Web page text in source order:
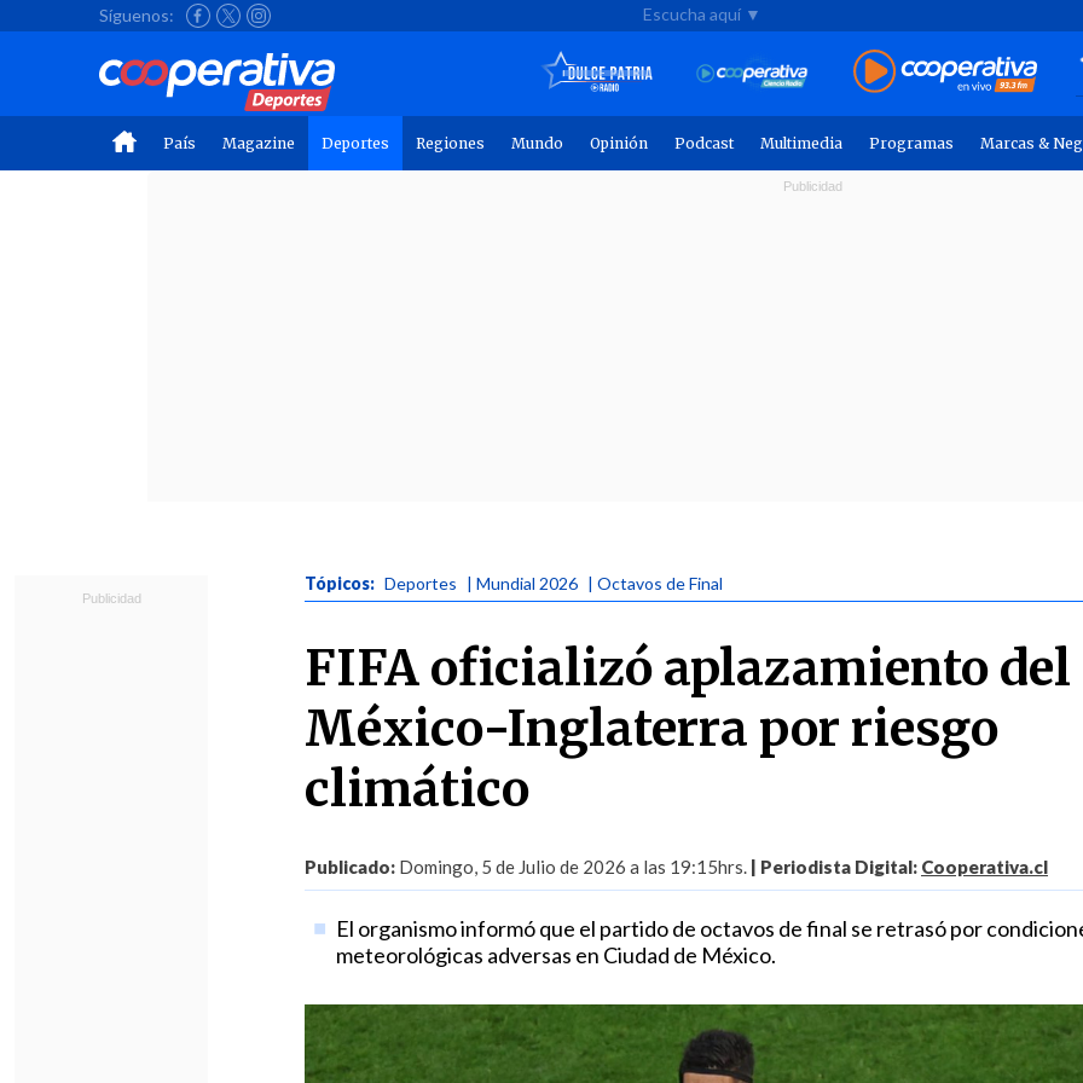
Síguenos: Escucha aquí ▼
País Magazine Deportes Regiones Mundo Opinión Podcast Multimedia Programas Marcas &
Tópicos: Deportes | Mundial 2026 | Octavos de Final
FIFA oficializó aplazamiento del
México-Inglaterra por riesgo
climático
Publicado: Domingo, 5 de Julio de 2026 a las 19:15hrs. | Periodista Digital: Cooperativa.cl
El organismo informó que el partido de octavos de final se retrasó por
meteorológicas adversas en Ciudad de México.